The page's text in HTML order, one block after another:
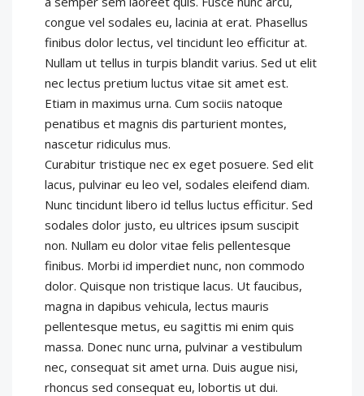
congue vel sodales eu, lacinia at erat. Phasellus
finibus dolor lectus, vel tincidunt leo efficitur at.
Nullam ut tellus in turpis blandit varius. Sed ut elit
nec lectus pretium luctus vitae sit amet est.
Etiam in maximus urna. Cum sociis natoque
penatibus et magnis dis parturient montes,
nascetur ridiculus mus.
Curabitur tristique nec ex eget posuere. Sed elit
lacus, pulvinar eu leo vel, sodales eleifend diam.
Nunc tincidunt libero id tellus luctus efficitur. Sed
sodales dolor justo, eu ultrices ipsum suscipit
non. Nullam eu dolor vitae felis pellentesque
finibus. Morbi id imperdiet nunc, non commodo
dolor. Quisque non tristique lacus. Ut faucibus,
magna in dapibus vehicula, lectus mauris
pellentesque metus, eu sagittis mi enim quis
massa. Donec nunc urna, pulvinar a vestibulum
nec, consequat sit amet urna. Duis augue nisi,
rhoncus sed consequat eu, lobortis ut dui.